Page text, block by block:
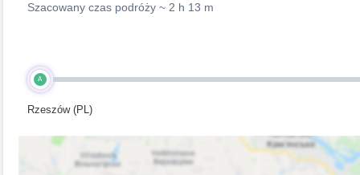
Szacowany czas podróży ~ 2 h 13 m
A
Rzeszów (PL)